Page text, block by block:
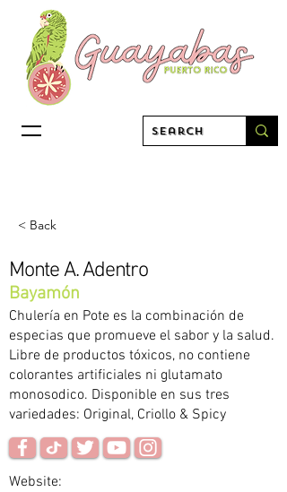
< Back
Monte A. Adentro
Bayamón
Chulería en Pote es la combinación de
especias que promueve el sabor y la salud.
Libre de productos tóxicos, no contiene
colorantes artificiales ni glutamato
monosodico. Disponible en sus tres
variedades: Original, Criollo & Spicy
Website: